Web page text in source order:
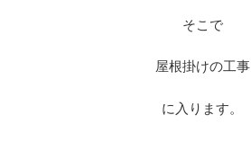
そこで
屋根掛けの工事
に入ります。